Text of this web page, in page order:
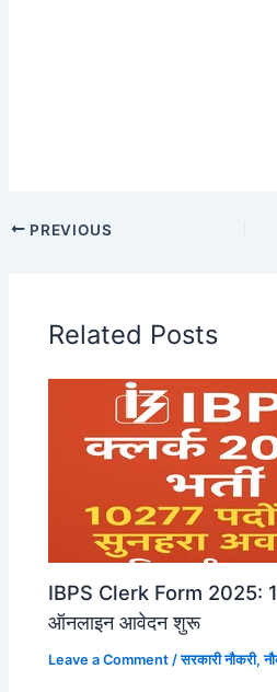
PREVIOUS
Related Posts
IBPS Clerk Form 2025:
ऑनलाइन आवेदन शुरू
Leave a Comment /सरकारी नौकरी,